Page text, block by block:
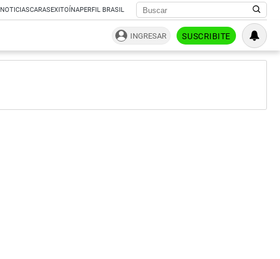
NOTICIASCARASEXITOÍNAPERFIL BRASIL
INGRESAR SUSCRIBITE